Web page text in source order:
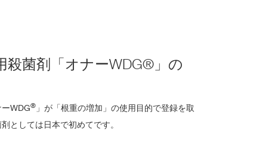
殺菌剤「オナーWDG®」の
WDG® 」が「根重の増加」の使用目的で登録を取
としては日本で初めてです。